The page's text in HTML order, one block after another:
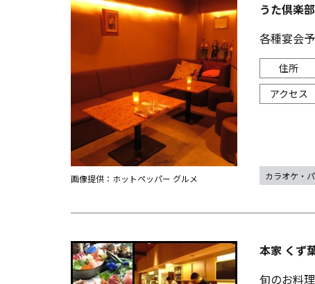
うた倶楽
各種宴会
画像提供：ホットペッパー グルメ カラオケ・
本家 くず
旬のお料